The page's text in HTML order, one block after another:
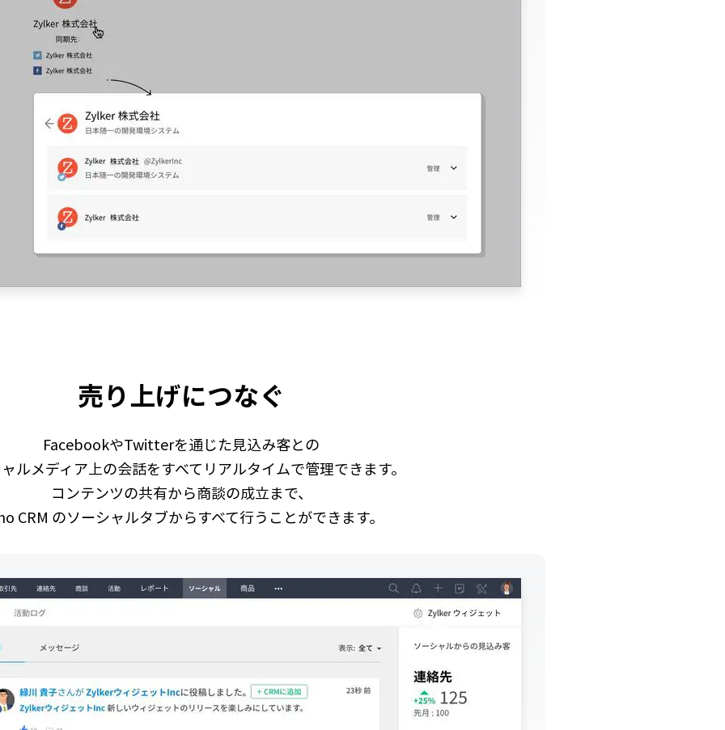
売り上げにつなぐ
FacebookやTwitterを通じた見込み客との
ルメディア上の会話をすべてリアルタイムで管理できます。
コンテンツの共有から商談の成立まで、
CRM のソーシャルタブからすべて行うことができます。